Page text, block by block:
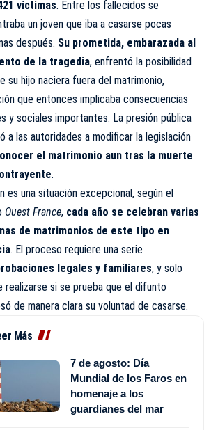
víctimas. Entre los fallecidos se
un joven que iba a casarse pocas
después. Su prometida, embarazada al
de la tragedia, enfrentó la posibilidad
su hijo naciera fuera del matrimonio,
que entonces implicaba consecuencias
y sociales importantes. La presión pública
a las autoridades a modificar la legislación
el matrimonio aun tras la muerte
.
es una situación excepcional, según el
Ouest France, cada año se celebran varias
de matrimonios de este tipo en
. El proceso requiere una serie
legales y familiares, y solo
realizarse si se prueba que el difunto
de manera clara su voluntad de casarse.
Más
7 de agosto: Día
Mundial de los Faros en
homenaje a los
guardianes del mar